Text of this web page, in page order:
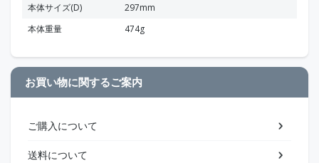
本体サイズ(D)
297mm
本体重量
474g
お買い物に関するご案内
ご購入について
送料について